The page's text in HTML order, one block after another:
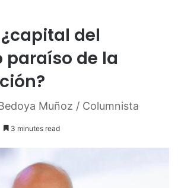
del
paraíso de la
Muñoz / Columnista
3 minutes read